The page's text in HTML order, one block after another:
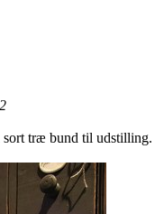
træ bund til udstilling.